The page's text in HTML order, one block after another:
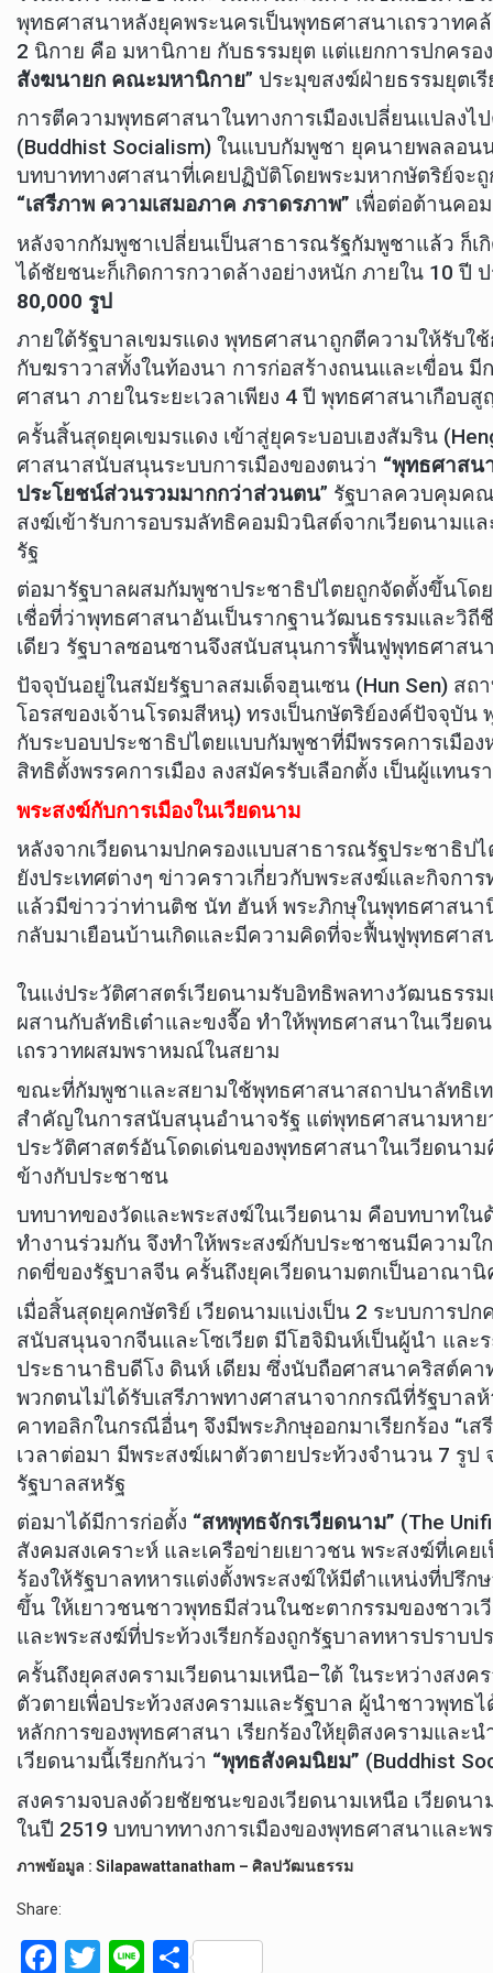
พุทธศาสนาหลังยุคพระนครเป็นพุทธศาสนาเถรวาท
2 นิกาย คือ มหานิกาย กับธรรมยุต แต่แยกการปกคร
สังฆนายก คณะมหานิกาย” ประมุขสงฆ์ฝ่ายธรรมยุตเ
การตีความพุทธศาสนาในทางการเมืองเปลี่ยนแปลง
(Buddhist Socialism) ในแบบกัมพูชา ยุคนายพลลอ
บทบาททางศาสนาที่เคยปฏิบัติโดยพระมหากษัตริย์จ
“เสรีภาพ ความเสมอภาค ภราดรภาพ” เพื่อต่อต้านคอ
หลังจากกัมพูชาเปลี่ยนเป็นสาธารณรัฐกัมพูชาแล้ว ก็เ
ได้ชัยชนะก็เกิดการกวาดล้างอย่างหนัก ภายใน 10 ปี
80,000 รูป
ภายใต้รัฐบาลเขมรแดง พุทธศาสนาถูกตีความให้รับใ
กับฆราวาสทั้งในท้องนา การก่อสร้างถนนและเขื่อน
ศาสนา ภายในระยะเวลาเพียง 4 ปี พุทธศาสนาเกือบ
ครั้นสิ้นสุดยุคเขมรแดง เข้าสู่ยุคระบอบเฮงสัมริน
ศาสนาสนับสนุนระบบการเมืองของตนว่า “พุทธศาสน
ประโยชน์ส่วนรวมมากกว่าส่วนตน” รัฐบาลควบคุมค
สงฆ์เข้ารับการอบรมลัทธิคอมมิวนิสต์จากเวียดนามแ
รัฐ
ต่อมารัฐบาลผสมกัมพูชาประชาธิปไตยถูกจัดตั้งขึ้นโ
เชื่อที่ว่าพุทธศาสนาอันเป็นรากฐานวัฒนธรรมและวิ
เดียว รัฐบาลซอนซานจึงสนับสนุนการฟื้นฟูพุทธศาสน
ปัจจุบันอยู่ในสมัยรัฐบาลสมเด็จฮุนเซน (Hun Sen) ส
โอรสของเจ้านโรดมสีหนุ) ทรงเป็นกษัตริย์องค์ปัจจุบั
กับระบอบประชาธิปไตยแบบกัมพูชาที่มีพรรคการเมือ
สิทธิตั้งพรรคการเมือง ลงสมัครรับเลือกตั้ง เป็นผู้แทน
พระสงฆ์กับการเมืองในเวียดนาม
หลังจากเวียดนามปกครองแบบสาธารณรัฐประชาธิป
ยังประเทศต่างๆ ข่าวคราวเกี่ยวกับพระสงฆ์และกิจก
แล้วมีข่าวว่าท่านติช นัท ฮันห์ พระภิกษุในพุทธศาสนา
กลับมาเยือนบ้านเกิดและมีความคิดที่จะฟื้นฟูพุทธศาส
ในแง่ประวัติศาสตร์เวียดนามรับอิทธิพลทางวัฒนธร
ผสานกับลัทธิเต๋าและขงจื๊อ ทำให้พุทธศาสนาในเวีย
เถรวาทผสมพราหมณ์ในสยาม
ขณะที่กัมพูชาและสยามใช้พุทธศาสนาสถาปนาลัทธิเ
สำคัญในการสนับสนุนอำนาจรัฐ แต่พุทธศาสนามหาย
ประวัติศาสตร์อันโดดเด่นของพุทธศาสนาในเวียดน
ข้างกับประชาชน
บทบาทของวัดและพระสงฆ์ในเวียดนาม คือบทบาทใ
ทำงานร่วมกัน จึงทำให้พระสงฆ์กับประชาชนมีความ
กดขี่ของรัฐบาลจีน ครั้นถึงยุคเวียดนามตกเป็นอาณานิ
เมื่อสิ้นสุดยุคกษัตริย์ เวียดนามแบ่งเป็น 2 ระบบการป
สนับสนุนจากจีนและโซเวียต มีโฮจิมินห์เป็นผู้นำ แล
ประธานาธิบดีโง ดินห์ เดียม ซึ่งนับถือศาสนาคริสต์ค
พวกตนไม่ได้รับเสรีภาพทางศาสนาจากกรณีที่รัฐบาล
คาทอลิกในกรณีอื่นๆ จึงมีพระภิกษุออกมาเรียกร้อง “
เวลาต่อมา มีพระสงฆ์เผาตัวตายประท้วงจำนวน 7 รู
รัฐบาลสหรัฐ
ต่อมาได้มีการก่อตั้ง “สหพุทธจักรเวียดนาม” (The
สังคมสงเคราะห์ และเครือข่ายเยาวชน พระสงฆ์ที่เค
ร้องให้รัฐบาลทหารแต่งตั้งพระสงฆ์ให้มีตำแหน่งที่ปรึ
ขึ้น ให้เยาวชนชาวพุทธมีส่วนในชะตากรรมของชาว
และพระสงฆ์ที่ประท้วงเรียกร้องถูกรัฐบาลทหารปราบป
ครั้นถึงยุคสงครามเวียดนามเหนือ–ใต้ ในระหว่างสง
ตัวตายเพื่อประท้วงสงครามและรัฐบาล ผู้นำชาวพุทธ
หลักการของพุทธศาสนา เรียกร้องให้ยุติสงครามแล
เวียดนามนี้เรียกกันว่า “พุทธสังคมนิยม” (Buddhist
สงครามจบลงด้วยชัยชนะของเวียดนามเหนือ เวียดน
ในปี 2519 บทบาททางการเมืองของพุทธศาสนาและ
ภาพข้อมูล : Silapawattanatham – ศิลปวัฒนธรรม
Share:
F
T
Li S